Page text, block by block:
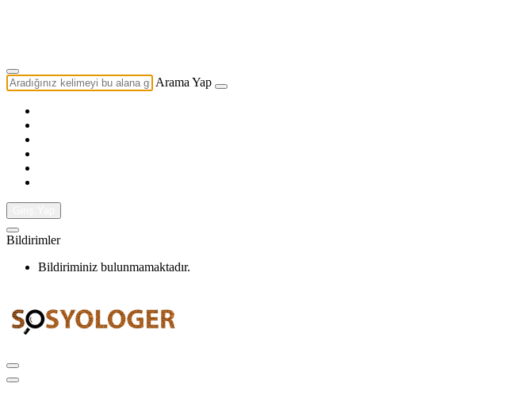
Arama Yap
Bildirimler
Bildiriminiz bulunmamaktadır.